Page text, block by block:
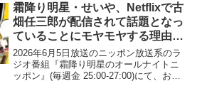
霜降り明星・せいや、Netflixで古
畑任三郎が配信されて話題となっ
ていることにモヤモヤする理由
「古畑見るためだけに、FOD入っ
てたから」
2026年6月5日放送のニッポン放送系のラ
ジオ番組『霜降り明星のオールナイトニ
ッポン』(毎週金 25:00-27:00)にて、お笑